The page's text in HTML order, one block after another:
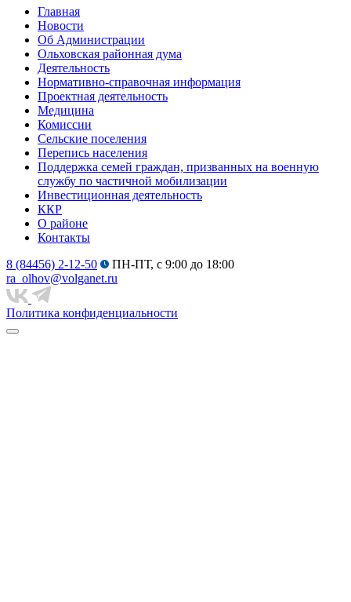
Главная
Новости
Об Администрации
Ольховская районная дума
Деятельность
Нормативно-справочная информация
Проектная деятельность
Медицина
Комиссии
Сельские поселения
Перепись населения
Поддержка семей граждан, призванных на военную
службу по частичной мобилизации
Инвестиционная деятельность
ККР
О районе
Контакты
8 (84456) 2-12-50
ПН-ПТ, с 9:00 до 18:00
ra_olhov@volganet.ru
Политика конфиденциальности